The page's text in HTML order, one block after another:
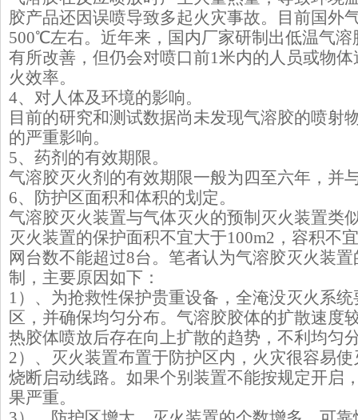
胶产品还因误喷导致多起火灾事故。目前国外
500℃左右。近年来，国内厂家研制出低温气
有所改善，但仍会对喷口前1米内的人员或物
火效率。
4、对人体及环境的影响。
目前的研究和测试数据尚未发现气溶胶的喷射
的严重影响。
5、药剂的有效期限。
气溶胶灭火剂的有效期限一般为四至六年，并
6、防护区面积和体积的划定。
气溶胶灭火装置与气体灭火的预制灭火装置类
灭火装置的保护面积不宜大于100m2，容积不
网台数不能超过8台。笔者认为气溶胶灭火装
制，主要原因如下：
1）、为抢救性保护贵重设备，全淹没灭火系
区，并确保均匀分布。气溶胶胶体的扩散速度
热胶体喷放后存在向上扩散的趋势，不利均匀
2）、灭火装置布置于防护区内，火灾很容易
烧断启动线路。如果个别装置不能按规定开启
果严重。